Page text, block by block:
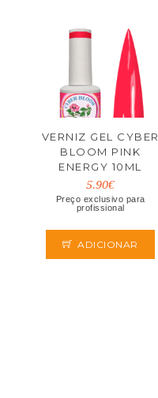
VERNIZ GEL CYBER
BLOOM PINK
ENERGY 10ML
5.90€
Preço exclusivo para
profissional
ADICIONAR